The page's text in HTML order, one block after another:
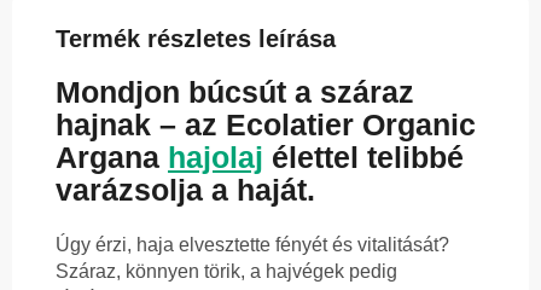
Termék részletes leírása
Mondjon búcsút a száraz
hajnak – az Ecolatier Organic
Argana hajolaj élettel telibbé
varázsolja a haját.
Úgy érzi, haja elvesztette fényét és vitalitását?
Száraz, könnyen törik, a hajvégek pedig